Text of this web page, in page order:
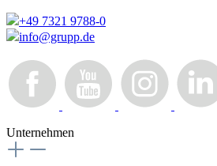
+49 7321 9788-0
info@grupp.de
Unternehmen